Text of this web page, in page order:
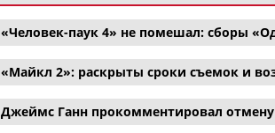
«Человек-паук 4» не помешал: сборы
«Майкл 2»: раскрыты сроки съемок и
Джеймс Ганн прокомментировал отмену